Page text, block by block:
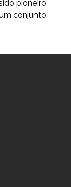
pioneiro
conjunto.